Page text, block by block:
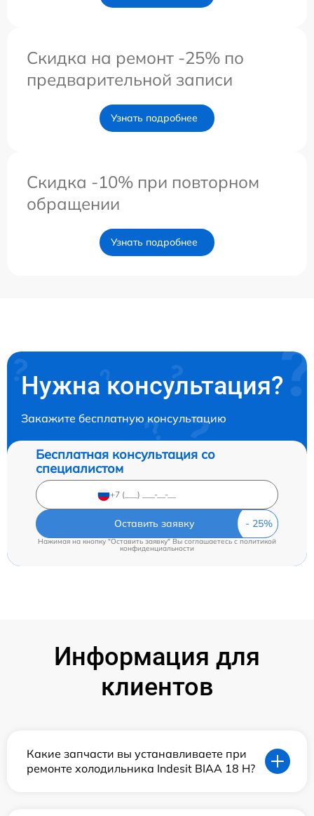
Скидка на ремонт -25% по
предварительной записи
Узнать подробнее
Скидка -10% при повторном
обращении
Узнать подробнее
Нужна консультация?
Закажите бесплатную консультацию
Бесплатная консультация со
специалистом
Оставить заявку
Нажимая на кнопку "Оставить заявку" Вы соглашаетесь cполитикой
конфиденциальности
Информация для
клиентов
Какие запчасти вы устанавливаете при
ремонте холодильника Indesit BIAA 18 H?